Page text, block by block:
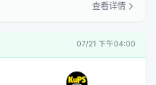
查看详情
07/21 下午04:00